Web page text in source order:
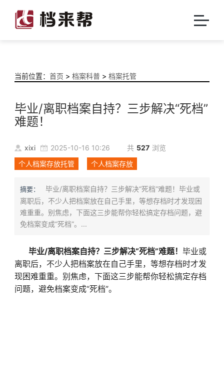
当前位置： 首页 > 档案科普> 档案托管
毕业/离职档案自持？三步解决“死档”
难题！
xixi 2025-10-16 10:26 共 527 浏览
个人档案存放托管
个人档案存放
摘要：
毕业/离职档案自持？三步解决“死档”难题！毕业或
离职后，不少人把档案放在自己手里，等想存档时才发现困
难重重。别焦虑，下面这三步能帮你轻松搞定存档问题，避
免档案变成“死档”。...
毕业/离职档案自持？三步解决“死档”难题！ 毕业或
离职后，不少人把档案放在自己手里，等想存档时才发
现困难重重。别焦虑，下面这三步能帮你轻松搞定存档
问题，避免档案变成“死档”。